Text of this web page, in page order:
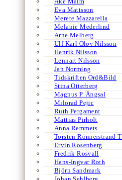
Eva Mattsson
Merete Mazzarella
Melanie Mederlind
Arne Melberg
Ulf Karl Olov Nilsson
Henrik Nilsson
Lennart Nilsson
Jan Norming
Tidskriften Ord&Bild
Stina Otterberg
Magnus P. Ängsal
Milorad Pejic
Ruth Pergament
Mattias Pirholt
Anna Remmets
Torsten Rönnerstrand
Ervin Rosenberg
Fredrik Rosvall
Hans-Ingvar Roth
Björn Sandmark